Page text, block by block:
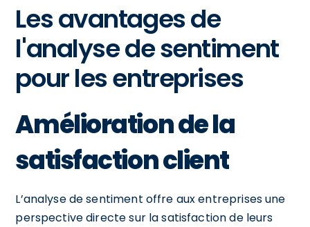
Les avantages de
l'analyse de sentiment
pour les entreprises
Amélioration de la
satisfaction client
L’analyse de sentiment offre aux entreprises une
perspective directe sur la satisfaction de leurs